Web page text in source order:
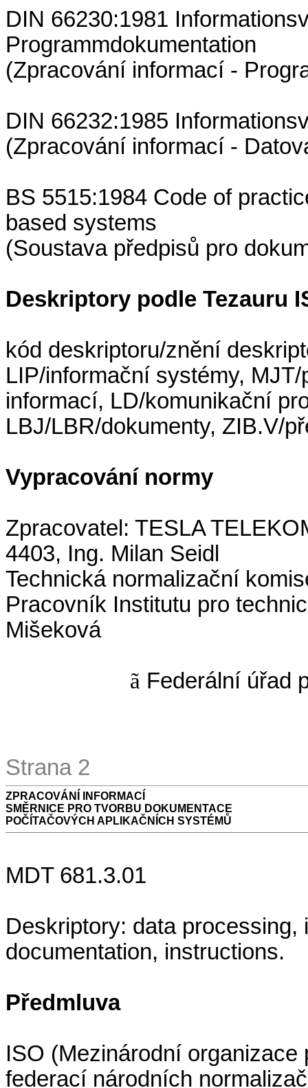
DIN 66230:1981
Programmdokumentation
(Zpracování informací -
DIN 66232:1985
(Zpracování informací -
BS 5515:1984 Code of
based systems
(Soustava předpisů pro
Deskriptory podle Tezauru
kód deskriptoru/znění
LIP/informační systémy,
informací, LD/komunikační
LBJ/LBR/dokumenty, ZIB.V/
Vypracování normy
Zpracovatel: TESLA
4403, Ing. Milan Seidl
Technická normalizační
Pracovník Institutu pro
Mišeková
ã Federální úřad
Strana 2
ZPRACOVÁNÍ INFORMACÍ
SMĚRNICE PRO TVORBU DOKUMENTACE
POČÍTAČOVÝCH APLIKAČNÍCH SYSTÉMŮ
MDT 681.3.01
Deskriptory: data processing,
documentation, instructions.
Předmluva
ISO (Mezinárodní
federací národních